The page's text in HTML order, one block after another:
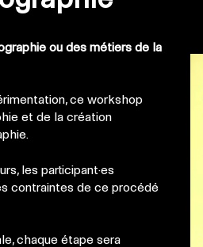
ou des métiers de la
ce workshop
et de la création
les participant·es
contraintes de ce procédé
chaque étape sera